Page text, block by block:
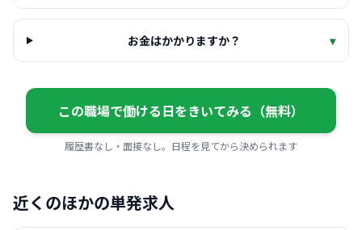
お金はかかりますか？ ▾
この職場で働ける日をきいてみる（無料）
履歴書なし・面接なし。日程を見てから決められます
近くのほかの単発求人